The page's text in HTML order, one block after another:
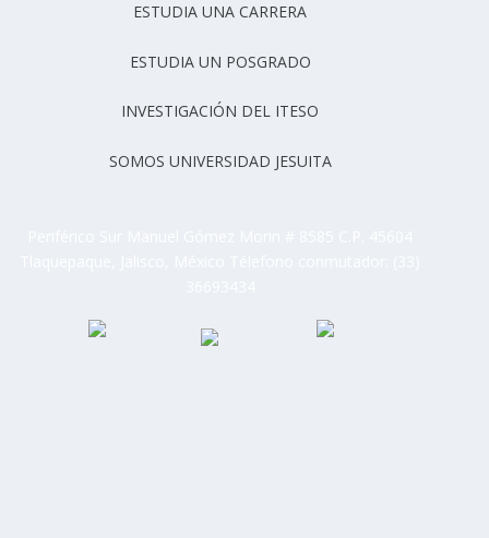
ESTUDIA UNA CARRERA
ESTUDIA UN POSGRADO
INVESTIGACIÓN DEL ITESO
SOMOS UNIVERSIDAD JESUITA